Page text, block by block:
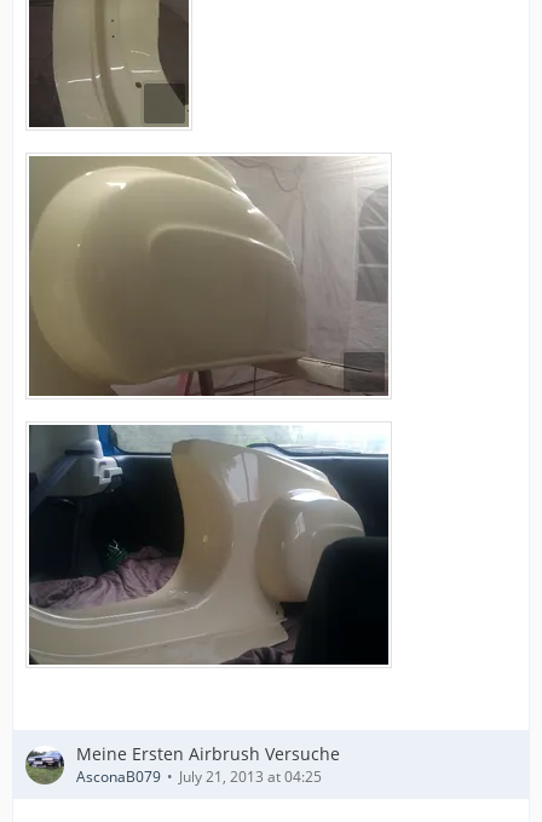
Meine Ersten Airbrush Versuche
AsconaB079 July 21, 2013 at 04:25